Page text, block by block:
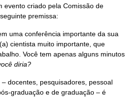
evento criado pela Comissão de
premissa:
uma conferência importante da sua
cientista muito importante, que
Você tem apenas alguns minutos
diria?
docentes, pesquisadores, pessoal
graduação e de graduação – é